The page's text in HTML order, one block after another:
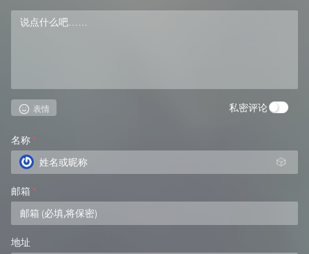
表情 私密评论
名称 *
🎲
邮箱 *
地址